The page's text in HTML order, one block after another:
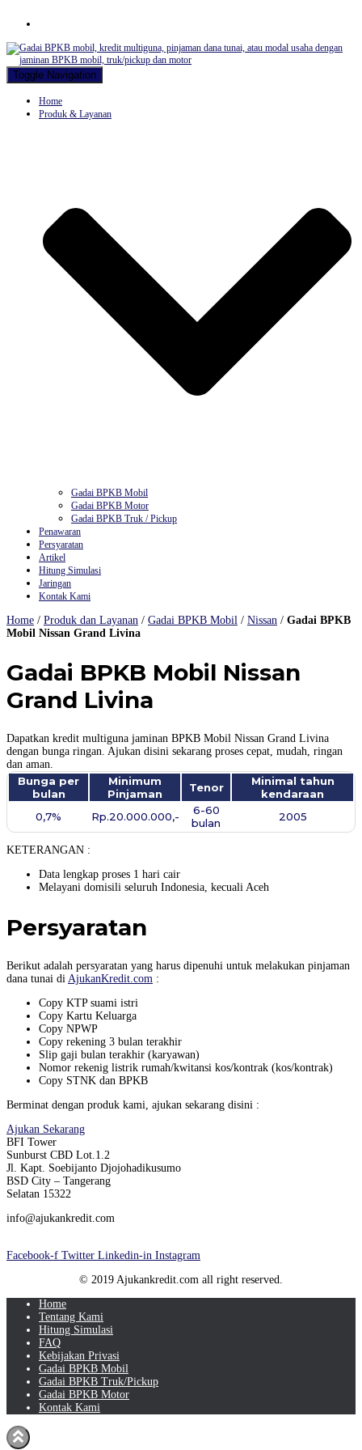
Toggle Navigation
Home
Produk & Layanan
Gadai BPKB Mobil
Gadai BPKB Motor
Gadai BPKB Truk / Pickup
Penawaran
Persyaratan
Artikel
Hitung Simulasi
Jaringan
Kontak Kami
Home / Produk dan Layanan / Gadai BPKB Mobil / Nissan / Gadai BPKB
Mobil Nissan Grand Livina
Gadai BPKB Mobil Nissan
Grand Livina
Dapatkan kredit multiguna jaminan BPKB Mobil Nissan Grand Livina
dengan bunga ringan. Ajukan disini sekarang proses cepat, mudah, ringan
dan aman.
Bunga per
bulan
Minimum
Pinjaman
Tenor
Minimal tahun
kendaraan
0,7%
Rp.20.000.000,-
6-60
bulan
2005
KETERANGAN :
Data lengkap proses 1 hari cair
Melayani domisili seluruh Indonesia, kecuali Aceh
Persyaratan
Berikut adalah persyaratan yang harus dipenuhi untuk melakukan pinjaman
dana tunai di AjukanKredit.com :
Copy KTP suami istri
Copy Kartu Keluarga
Copy NPWP
Copy rekening 3 bulan terakhir
Slip gaji bulan terakhir (karyawan)
Nomor rekenig listrik rumah/kwitansi kos/kontrak (kos/kontrak)
Copy STNK dan BPKB
Berminat dengan produk kami, ajukan sekarang disini :
Ajukan Sekarang
BFI Tower
Sunburst CBD Lot.1.2
Jl. Kapt. Soebijanto Djojohadikusumo
BSD City – Tangerang
Selatan 15322
info@ajukankredit.com
Facebook-f Twitter Linkedin-in Instagram
© 2019 Ajukankredit.com all right reserved.
Home
Tentang Kami
Hitung Simulasi
FAQ
Kebijakan Privasi
Gadai BPKB Mobil
Gadai BPKB Truk/Pickup
Gadai BPKB Motor
Kontak Kami